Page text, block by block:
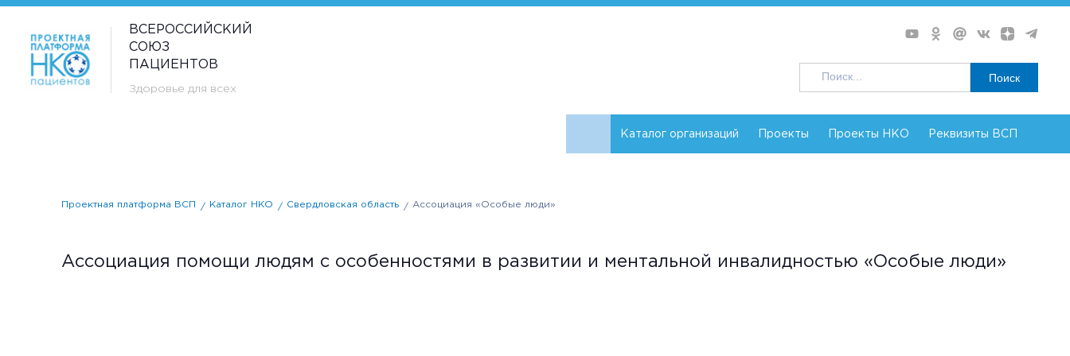
ВСЕРОССИЙСКИЙ
СОЮЗ
ПАЦИЕНТОВ
Здоровье для всех
Поиск
Каталог организаций Проекты Проекты НКО Реквизиты ВСП
Проектная платформа ВСП Каталог НКО Свердловская область Ассоциация «Особые люди»
Ассоциация помощи людям с особенностями в развитии и ментальной инвалидностью «Особые люди»